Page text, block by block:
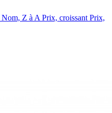
Nom, Z à A Prix, croissant Prix,